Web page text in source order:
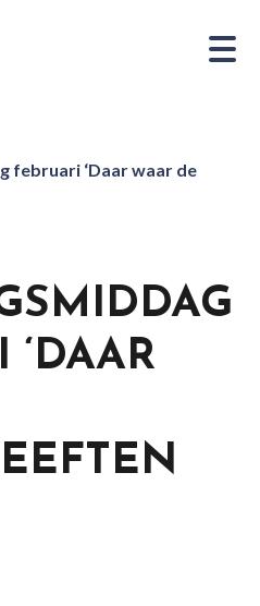
februari ‘Daar waar de
‘DAAR